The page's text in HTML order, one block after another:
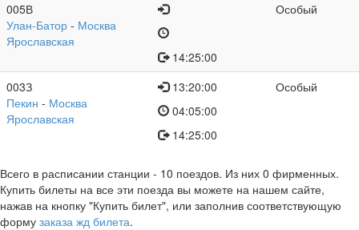
005В
Улан-Батор - Москва
Ярославская
14:25:00
Особый
003З
Пекин - Москва
Ярославская
13:20:00
04:05:00
14:25:00
Особый
Всего в расписании станции - 10 поездов. Из них 0 фирменных.
Купить билеты на все эти поезда вы можете на нашем сайте,
нажав на кнопку "Купить билет", или заполнив соответствующую
форму заказа жд билета.